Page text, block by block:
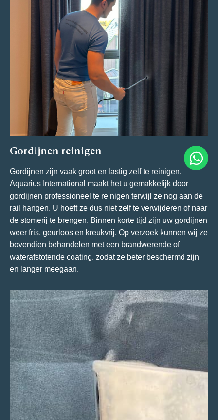
Gordijnen reinigen
Gordijnen zijn vaak groot en lastig zelf te reinigen.
Aquarius International maakt het u gemakkelijk door
gordijnen professioneel te reinigen terwijl ze nog aan de
rail hangen. U hoeft ze dus niet zelf te verwijderen of naar
de stomerij te brengen. Binnen korte tijd zijn uw gordijnen
weer fris, geurloos en kreukvrij. Op verzoek kunnen wij ze
bovendien behandelen met een brandwerende of
waterafstotende coating, zodat ze beter beschermd zijn
en langer meegaan.